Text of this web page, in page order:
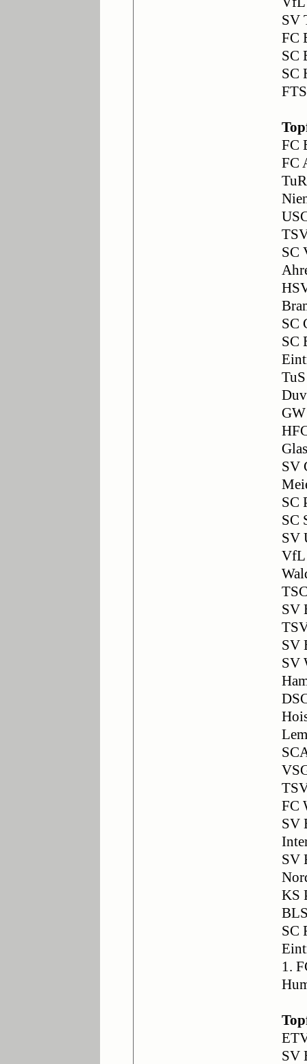
SV
FC
SC
SC
FC
FC
SC
SC
SC
SV
SC
SC
SV
VfL
SV
SV
SV
FC
SV
SV
KS
SC
1.
SV